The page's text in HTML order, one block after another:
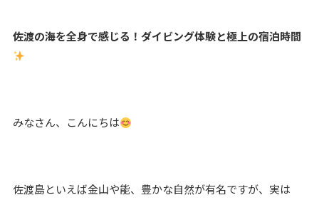
佐渡の海を全身で感じる！ダイビング体験と極上の宿泊時間
みなさん、こんにちは
佐渡島といえば金山や能、豊かな自然が有名ですが、実は